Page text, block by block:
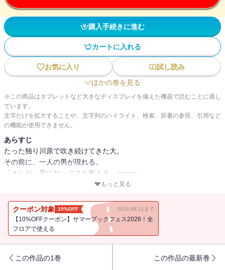
購入手続きに進む
カートに入れる
お気に入り
試し読み
ほかの巻を見る
※この商品はタブレットなど大きなディスプレイを備えた機器で読むことに適し
ています。
文字だけを拡大することや、文字列のハイライト、検索、辞書の参照、引用など
の機能が使用できません。
あらすじ
たった独り川原で吹き続けてきた大。
その前に、一人の男が現れる。
「オレが、君にサックスを教える」ーーー
「お前の音は、人を圧倒する」ーーーー
ジャズフェスティバルで賑わう街中で、
楽器を取り出し、突如演奏を始める・・・
もっと見る
クーポン対象 10%OFF 2026.08.11まで
【10%OFFクーポン】サマーブックフェス2026！全
フロアで使える
この作品の1巻 この作品の最新巻